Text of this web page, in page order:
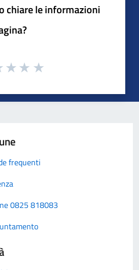
chiare le informazioni
frequenti
0825 818083